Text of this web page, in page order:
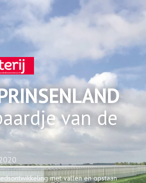
van de
met vallen en opstaan